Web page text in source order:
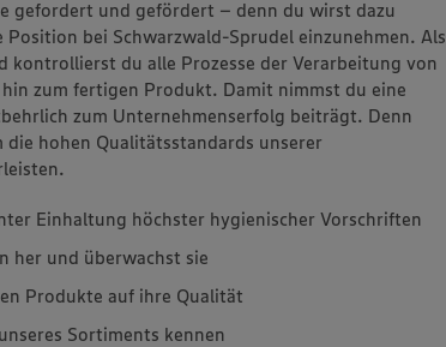
gefordert und gefördert – denn du wirst dazu
bei Schwarzwald-Sprudel einzunehmen. Als
kontrollierst du alle Prozesse der Verarbeitung von
zum fertigen Produkt. Damit nimmst du eine
zum Unternehmenserfolg beiträgt. Denn
hohen Qualitätsstandards unserer
Einhaltung höchster hygienischer Vorschriften
her und überwachst sie
Produkte auf ihre Qualität
Sortiments kennen